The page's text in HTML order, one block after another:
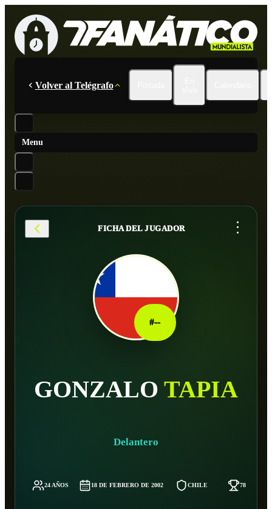
Volver al Telégrafo
Menu
FICHA DEL JUGADOR ...
#--
GONZALO TAPIA
Delantero
24 AÑOS 18 DE FEBRERO DE 2002 CHILE 78 KG